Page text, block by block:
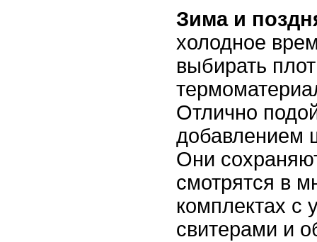
Зима и
холодное
выбирать
Отлично
добавлением
Они
смотрятся в
комплектах с
свитерами и